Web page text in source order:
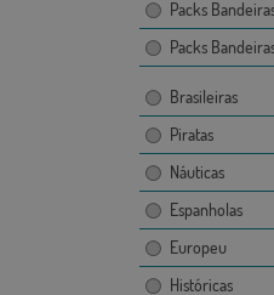
Packs
Packs
Brasileiras
Piratas
Náuticas
Espanholas
Europeu
Históricas